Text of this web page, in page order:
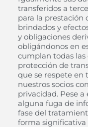
transferidos a
para la prestación
brindados y
y obligaciones
obligándonos en
cumplan todas las
protección de
que se respete en
nuestros socios
privacidad. Pese a
alguna fuga de
fase del
forma significativa